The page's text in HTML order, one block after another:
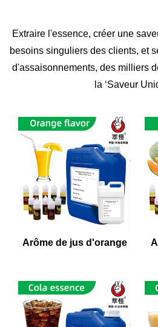
Extraire l'essence, créer une
besoins singuliers des clients, et
d'assaisonnements, des milliers
la ‘Saveur
Arôme de jus d'orange